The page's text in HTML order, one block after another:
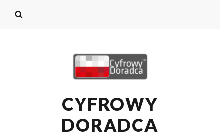
CYFROWY
DORADCA